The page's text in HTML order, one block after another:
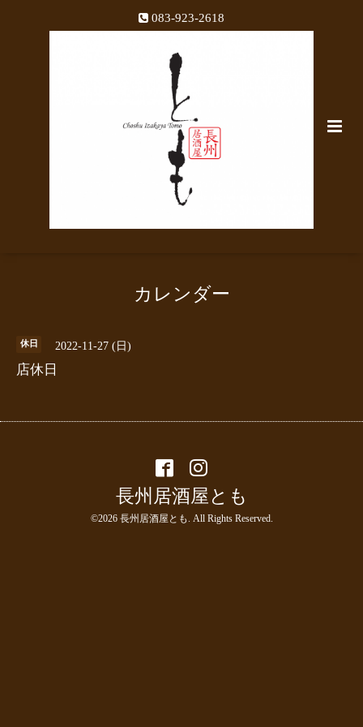
083-923-2618
カレンダー
休日 2022-11-27 (日)
店休日
長州居酒屋とも
©2026 長州居酒屋とも . All Rights Reserved.